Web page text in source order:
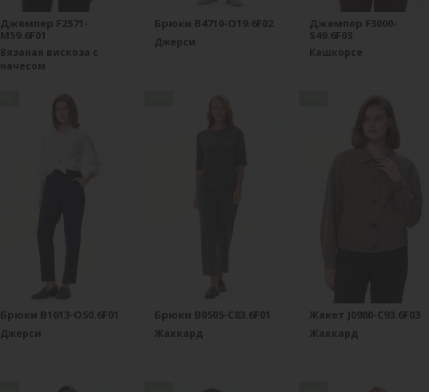
Джемпер F2571-
M59.6F01
Вязаная вискоза с
начесом
Брюки B4710-O19.6F02
Джерси
Джемпер F3000-
S49.6F03
Кашкорсе
Брюки B1613-O50.6F01
Джерси
Брюки B0505-C83.6F01
Жаккард
Жакет J0980-C93.6F03
Жаккард